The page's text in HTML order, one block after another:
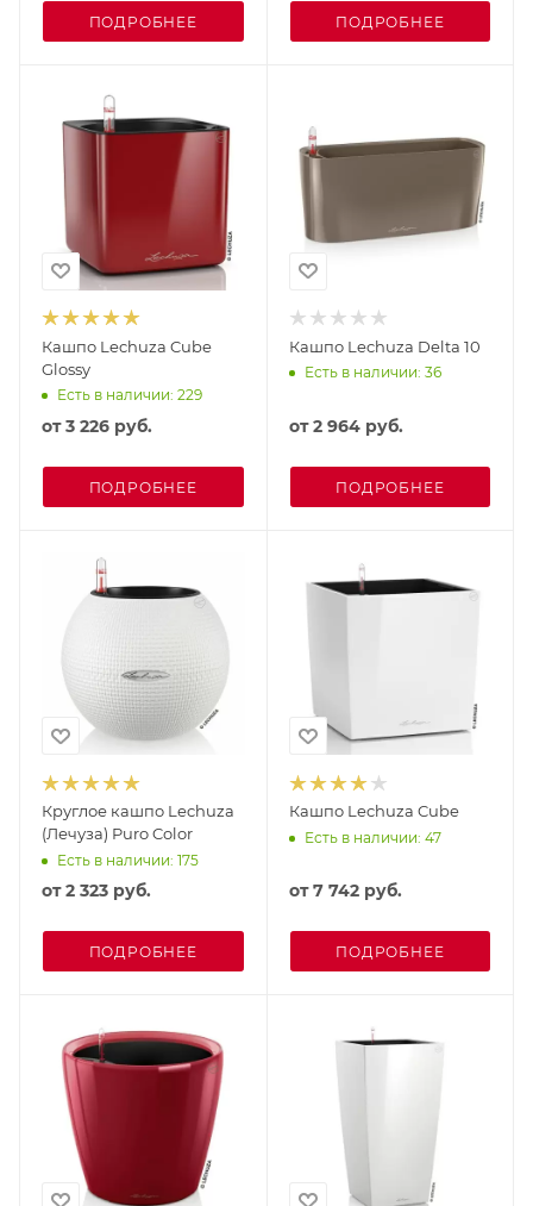
ПОДРОБНЕЕ ПОДРОБНЕЕ
Кашпо Lechuza Cube
Glossy
Есть в наличии: 229
от3 226 руб.
ПОДРОБНЕЕ
Кашпо Lechuza Delta 10
Есть в наличии: 36
от2 964 руб.
ПОДРОБНЕЕ
Круглое кашпо Lechuza
(Лечуза) Puro Color
Есть в наличии: 175
от2 323 руб.
ПОДРОБНЕЕ
Кашпо Lechuza Cube
Есть в наличии: 47
от7 742 руб.
ПОДРОБНЕЕ